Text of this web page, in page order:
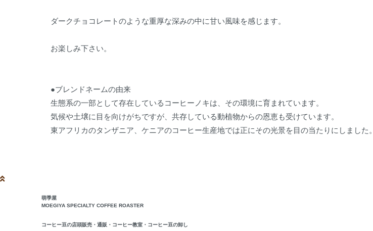
ダークチョコレートのような重厚な深みの中に甘い風味を感じます。
お楽しみ下さい。
●ブレンドネームの由来
生態系の一部として存在しているコーヒーノキは、その環境に育まれています。
気候や土壌に目を向けがちですが、共存している動植物からの恩恵も受けています。
東アフリカのタンザニア、ケニアのコーヒー生産地では正にその光景を目の当たりにしました。
萌季屋
MOEGIYA SPECIALTY COFFEE ROASTER
コーヒー豆の店頭販売・通販・コーヒー教室・コーヒー豆の卸し